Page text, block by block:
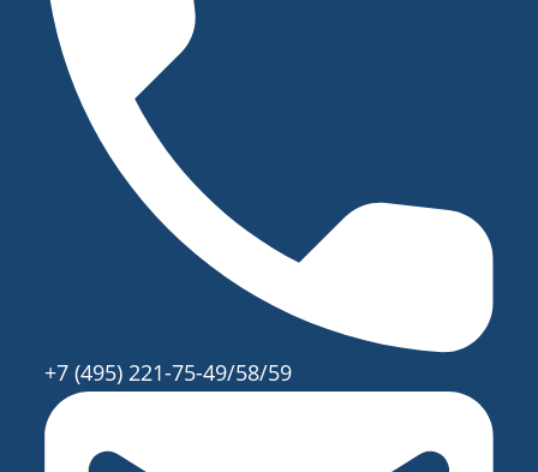
+7 (495) 221-75-49/58/59